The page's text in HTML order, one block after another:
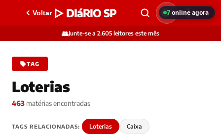
Voltar ▷ DIáRIO SP
👥Junte-se a 2.605 leitores este mês
TAG
Loterias
463 matérias encontradas
TAGS RELACIONADAS: Loterias Caixa
7online agora